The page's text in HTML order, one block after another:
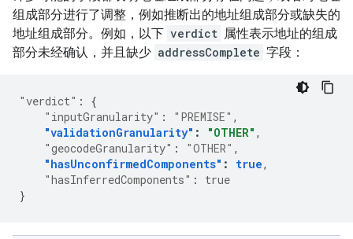
组成部分进行了调整，例如推断出的地址组成部分或缺失的
地址组成部分。例如，以下 verdict 属性表示地址的组成
部分未经确认，并且缺少 addressComplete 字段：
"verdict" :
{
"inputGranularity" : "PREMISE" ,
"validationGranularity" : "OTHER" ,
"geocodeGranularity" : "OTHER" ,
"hasUnconfirmedComponents" : true,
"hasInferredComponents" :
true
}